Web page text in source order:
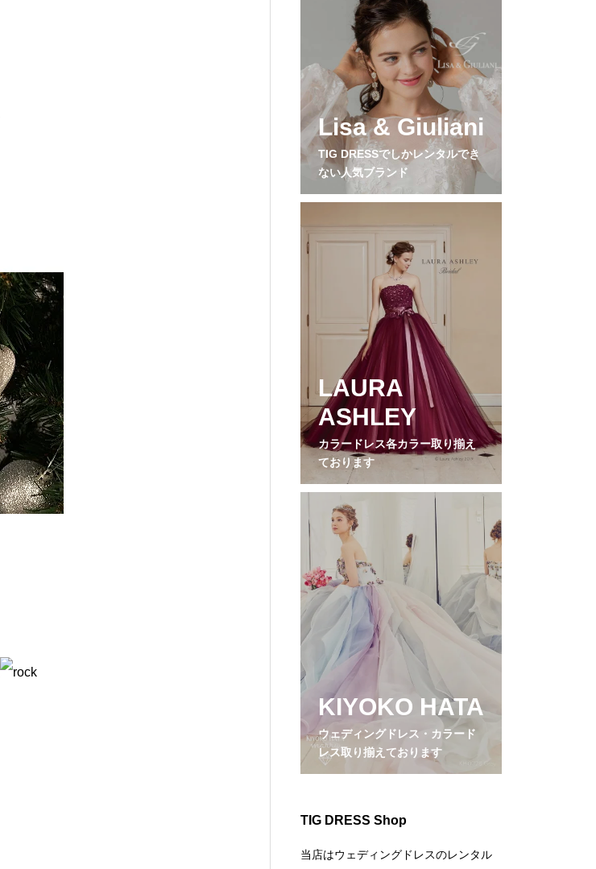
Lisa & Giuliani
TIG DRESSでしかレンタルでき
ない人気ブランド
LAURA
ASHLEY
カラードレス各カラー取り揃え
ております
KIYOKO HATA
ウェディングドレス・カラード
レス取り揃えております
TIG DRESS Shop
当店はウェディングドレスのレンタル